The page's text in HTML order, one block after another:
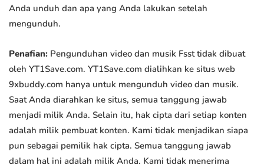
Anda unduh dan apa yang Anda lakukan setelah
mengunduh.
Penafian: Pengunduhan video dan musik Fsst tidak dibuat
oleh YT1Save.com. YT1Save.com dialihkan ke situs web
9xbuddy.com hanya untuk mengunduh video dan musik.
Saat Anda diarahkan ke situs, semua tanggung jawab
menjadi milik Anda. Selain itu, hak cipta dari setiap konten
adalah milik pembuat konten. Kami tidak menjadikan siapa
pun sebagai pemilik hak cipta. Semua tanggung jawab
dalam hal ini adalah milik Anda. Kami tidak menerima